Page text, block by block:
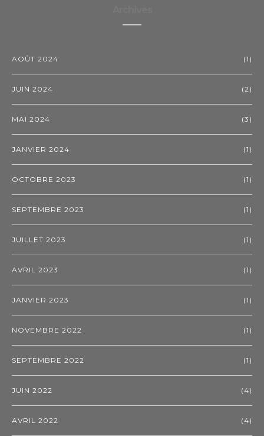
AOÛT 2024 (1)
JUIN 2024 (2)
MAI 2024 (3)
JANVIER 2024 (1)
OCTOBRE 2023 (1)
SEPTEMBRE 2023 (1)
JUILLET 2023 (1)
AVRIL 2023 (1)
JANVIER 2023 (1)
NOVEMBRE 2022 (1)
SEPTEMBRE 2022 (1)
JUIN 2022 (4)
AVRIL 2022 (4)